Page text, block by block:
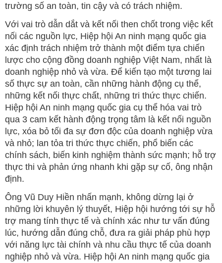
trường số an toàn, tin cậy và có trách nhiệm.
Với vai trò dẫn dắt và kết nối then chốt trong việc kết
nối các nguồn lực, Hiệp hội An ninh mạng quốc gia
xác định trách nhiệm trở thành một điểm tựa chiến
lược cho cộng đồng doanh nghiệp Việt Nam, nhất là
doanh nghiệp nhỏ và vừa. Để kiến tạo một tương lai
số thực sự an toàn, cần những hành động cụ thể,
những kết nối thực chất, những tri thức thực chiến.
Hiệp hội An ninh mạng quốc gia cụ thể hóa vai trò
qua 3 cam kết hành động trọng tâm là kết nối nguồn
lực, xóa bỏ tối đa sự đơn độc của doanh nghiệp vừa
và nhỏ; lan tỏa tri thức thực chiến, phổ biến các
chính sách, biến kinh nghiệm thành sức mạnh; hỗ trợ
thực thi và phản ứng nhanh khi gặp sự cố, ông nhận
định.
Ông Vũ Duy Hiền nhấn mạnh, không dừng lại ở
những lời khuyên lý thuyết, Hiệp hội hướng tới sự hỗ
trợ mang tính thực tế và chính xác như tư vấn đúng
lúc, hướng dẫn đúng chỗ, đưa ra giải pháp phù hợp
với năng lực tài chính và nhu cầu thực tế của doanh
nghiệp nhỏ và vừa. Hiệp hội An ninh mạng quốc gia